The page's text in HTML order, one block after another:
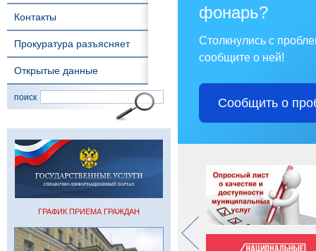
Контакты
Прокуратура разъясняет
Открытые данные
поиск
ГРАФИК ПРИЕМА ГРАЖДАН
фонарь?
Столкнулись с
сообщите о ней!
Сообщить о